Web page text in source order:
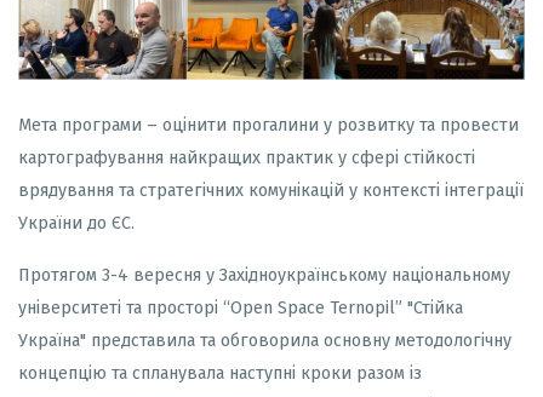
Мета програми – оцінити прогалини у розвитку та провести
картографування найкращих практик у сфері стійкості
врядування та стратегічних комунікацій у контексті інтеграції
України до ЄС.
Протягом 3-4 вересня у Західноукраїнському національному
університеті та просторі “Open Space Ternopil” "Стійка
Україна" представила та обговорила основну методологічну
концепцію та спланувала наступні кроки разом із